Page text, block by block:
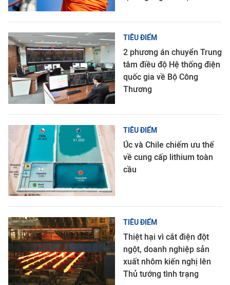
TIÊU ĐIỂM
2 phương án chuyển Trung
tâm điều độ Hệ thống điện
quốc gia về Bộ Công
Thương
TIÊU ĐIỂM
Úc và Chile chiếm ưu thế
về cung cấp lithium toàn
cầu
TIÊU ĐIỂM
Thiệt hại vì cắt điện đột
ngột, doanh nghiệp sản
xuất nhôm kiến nghị lên
Thủ tướng tình trạng